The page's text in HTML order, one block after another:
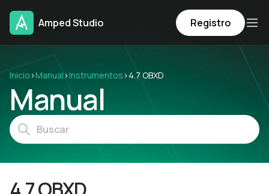
Amped Studio Registro
Inicio›Manual›Instrumentos ›4.7 OBXD
Manual